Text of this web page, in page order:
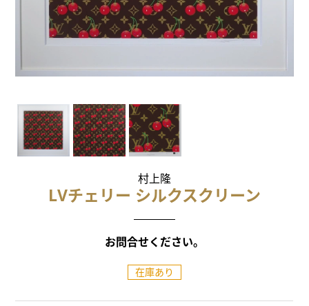
村上隆
LVチェリー シルクスクリーン
お問合せください。
在庫あり